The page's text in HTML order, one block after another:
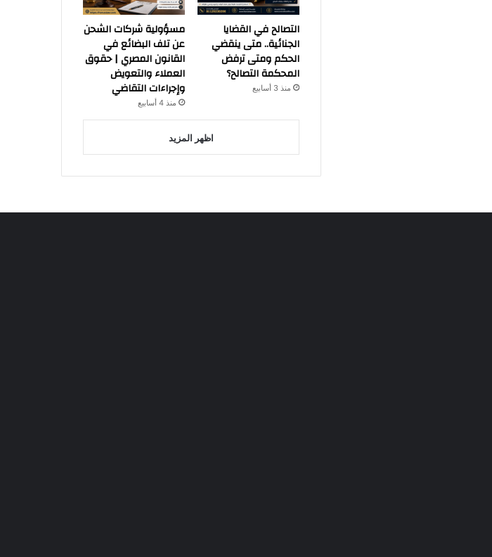
التصالح في القضايا
الجنائية.. متى ينقضي
الحكم ومتى ترفض
المحكمة التصالح؟
منذ 3 أسابيع
مسؤولية شركات الشحن
عن تلف البضائع في
القانون المصري | حقوق
العملاء والتعويض
وإجراءات التقاضي
منذ 4 أسابيع
اظهر المزيد